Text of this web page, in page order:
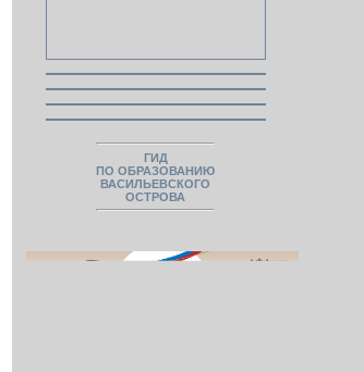
ГИД
ПО ОБРАЗОВАНИЮ
ВАСИЛЬЕВСКОГО
ОСТРОВА